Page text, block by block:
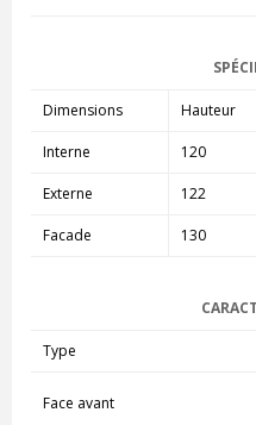
Dimensions Hauteur
Interne 120
Externe 122
Facade 130
Type
Face avant